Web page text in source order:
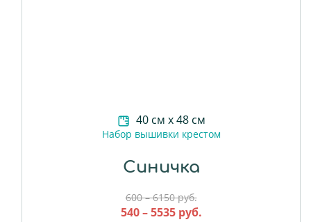
40 см х 48 см
Набор вышивки крестом
Синичка
600 – 6150 руб.
540 – 5535 руб.